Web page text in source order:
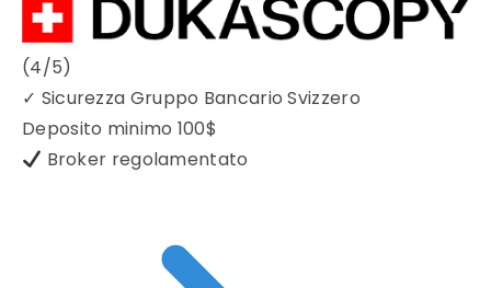
(4/5)
✓ Sicurezza Gruppo Bancario Svizzero
Deposito minimo 100$
Broker regolamentato